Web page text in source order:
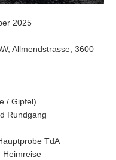
2025
Allmendstrasse, 3600
/ Gipfel)
Rundgang
TdA
Heimreise